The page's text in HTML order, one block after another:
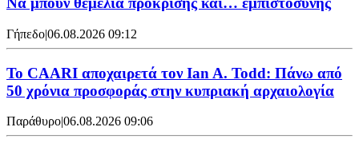
Γήπεδο|06.08.2026 09:12
Το CAARI αποχαιρετά τον Ian A. Todd: Πάνω από
50 χρόνια προσφοράς στην κυπριακή αρχαιολογία
Παράθυρο|06.08.2026 09:06